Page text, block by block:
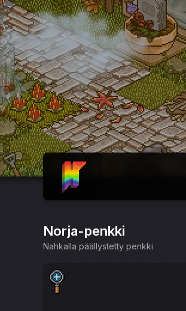
ETUSIVU
Norja-penkki
Nahkalla päällystetty penkki